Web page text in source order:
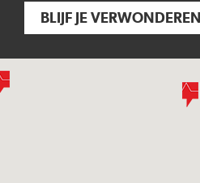
BLIJF JE VERWONDEREN